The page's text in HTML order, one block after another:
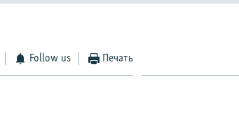
Follow us Печать